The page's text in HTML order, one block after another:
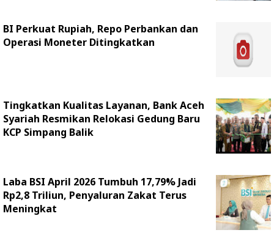
BI Perkuat Rupiah, Repo Perbankan dan
Operasi Moneter Ditingkatkan
Tingkatkan Kualitas Layanan, Bank Aceh
Syariah Resmikan Relokasi Gedung Baru
KCP Simpang Balik
Laba BSI April 2026 Tumbuh 17,79% Jadi
Rp2,8 Triliun, Penyaluran Zakat Terus
Meningkat